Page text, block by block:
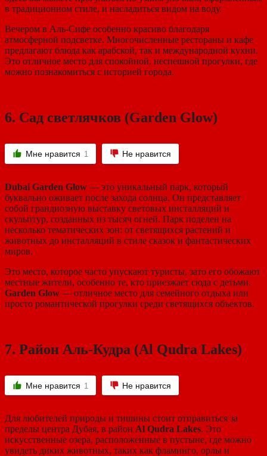
в традиционном стиле, и насладиться видом на воду.
Вечером в Аль-Сифе особенно красиво благодаря
атмосферной подсветке. Многочисленные рестораны и кафе
предлагают блюда как арабской, так и международной кухни.
Это отличное место для спокойной, неспешной прогулки, где
можно познакомиться с историей города.
6. Сад светлячков (Garden Glow)
Мне нравится 1 Не нравится
Dubai Garden Glow — это уникальный парк, который
буквально оживает после захода солнца. Он представляет
собой грандиозную выставку световых инсталляций и
скульптур, созданных из тысяч огней. Парк поделен на
несколько тематических зон: от светящихся растений и
животных до инсталляций в стиле сказок и фантастических
миров.
Это место, которое часто упускают туристы, зато его обожают
местные жители, особенно те, кто приезжает сюда с детьми.
Garden Glow — отличное место для семейного отдыха или
просто романтической прогулки среди светящихся объектов.
7. Район Аль-Кудра (Al Qudra Lakes)
Мне нравится 1 Не нравится
Для любителей природы и тишины стоит отправиться за
пределы центра Дубая, в район Al Qudra Lakes. Это
искусственные озера, расположенные в пустыне, где можно
увидеть диких животных, таких как фламинго, орлы и